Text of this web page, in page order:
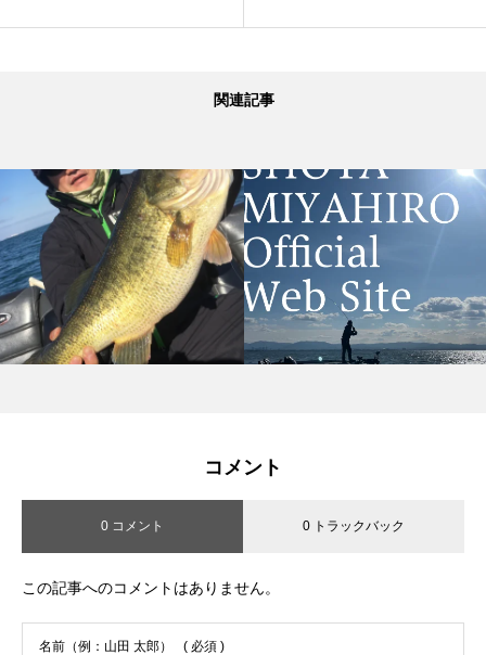
関連記事
コメント
0 コメント 0 トラックバック
この記事へのコメントはありません。
名前（例：山田 太郎） ( 必須 )